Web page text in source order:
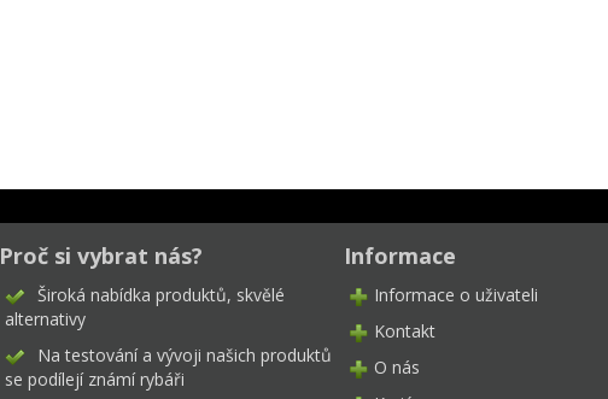
Proč si vybrat nás?
Široká nabídka produktů, skvělé
alternativy
Na testování a vývoji našich produktů
se podílejí známí rybáři
Informace
Informace o uživateli
Kontakt
O nás